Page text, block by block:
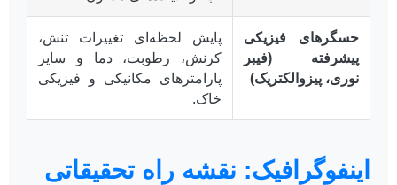
حسگرهای فیزیکی
پیشرفته (فیبر
نوری، پیزوالکتریک)
پایش لحظه‌ای تغییرات تنش،
کرنش، رطوبت، دما و سایر
پارامترهای مکانیکی و فیزیکی
خاک.
اینفوگرافیک: نقشه راه تحقیقاتی